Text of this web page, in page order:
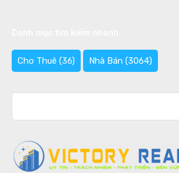
Cho Thuê (36) Nhà Bán (3064)